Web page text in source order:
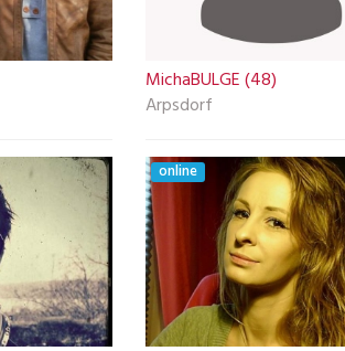
MichaBULGE (48)
Arpsdorf
online